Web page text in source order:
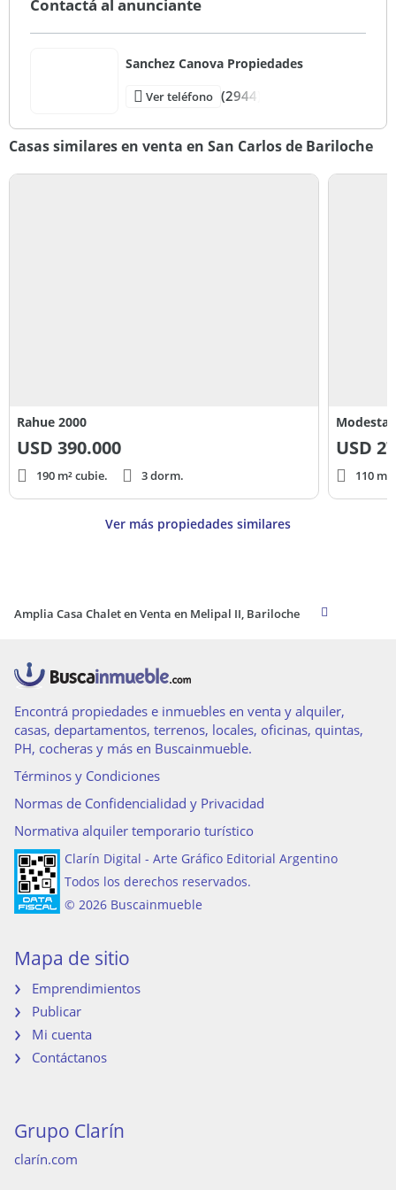
Contactá al anunciante
Sanchez Canova Propiedades
Ver teléfono (2944)
Casas similares en venta en San Carlos de Bariloche
Rahue 2000
USD 390.000
190 m² cubie. 3 dorm.
Modesta
USD
110
Ver más propiedades similares
Amplia Casa Chalet en Venta en Melipal II, Bariloche
Encontrá propiedades e inmuebles en venta y alquiler,
casas, departamentos, terrenos, locales, oficinas, quintas,
PH, cocheras y más en Buscainmueble.
Términos y Condiciones
Normas de Confidencialidad y Privacidad
Normativa alquiler temporario turístico
Clarín Digital - Arte Gráfico Editorial Argentino
Todos los derechos reservados.
© 2026 Buscainmueble
Mapa de sitio
Emprendimientos
Publicar
Mi cuenta
Contáctanos
Grupo Clarín
clarín.com